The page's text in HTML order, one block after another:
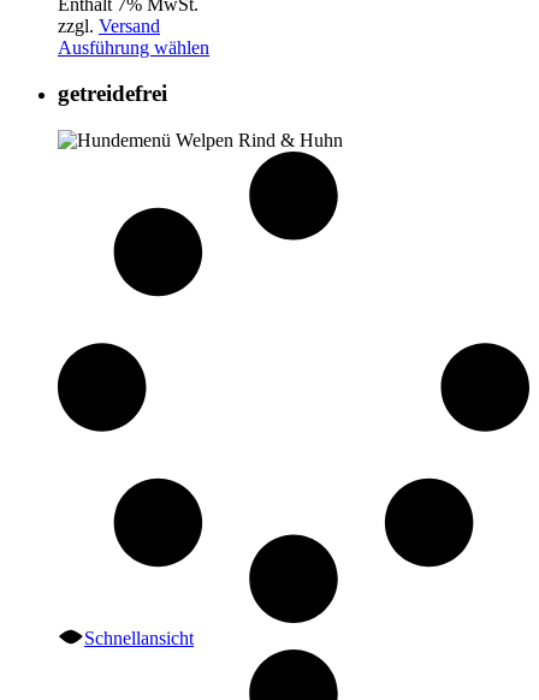
4,79€
zzgl. Versand
Ausführung wählen
getreidefrei
Schnellansicht